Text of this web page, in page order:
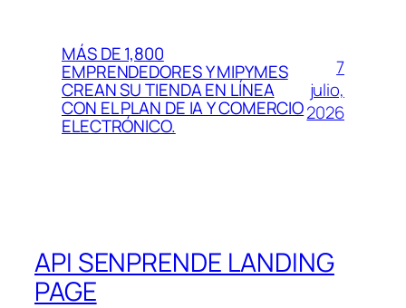
MÁS DE 1,800
EMPRENDEDORES Y MIPYMES
CREAN SU TIENDA EN LÍNEA
CON EL PLAN DE IA Y COMERCIO
ELECTRÓNICO.
7
julio,
2026
API SENPRENDE LANDING
PAGE